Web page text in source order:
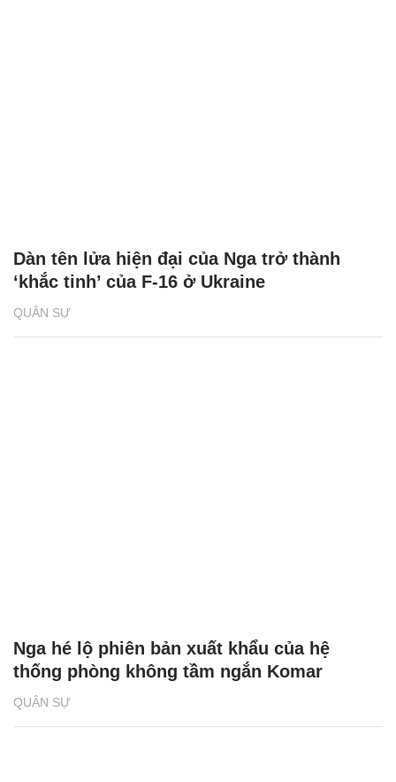
QUÂN SỰ
Dàn tên lửa hiện đại của Nga trở thành
‘khắc tinh’ của F-16 ở Ukraine
QUÂN SỰ
Nga hé lộ phiên bản xuất khẩu của hệ
thống phòng không tầm ngắn Komar